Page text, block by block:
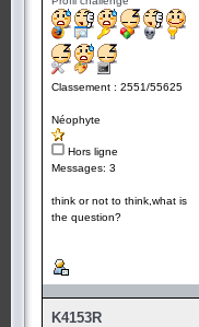
Classement : 2551/55625
Néophyte
Hors ligne
Messages: 3
think or not to think,what is
the question?
K4153R